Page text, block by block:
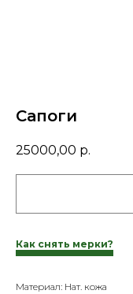
Сапоги
25000,00 р.
Как снять мерки?
Материал: Нат. кожа